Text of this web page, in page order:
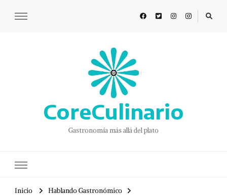
CoreCulinario
Gastronomía más allá del plato
Inicio
Hablando Gastronómico